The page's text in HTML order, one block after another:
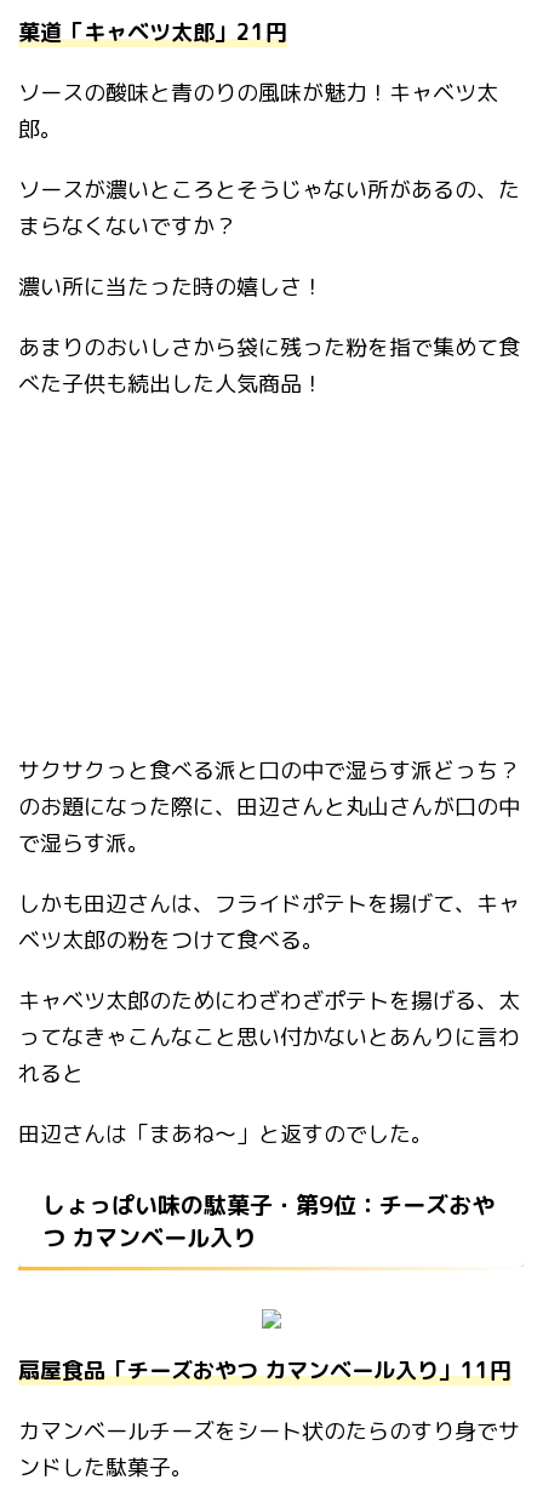
菓道「キャベツ太郎」21円
ソースの酸味と青のりの風味が魅力！キャベツ太
郎。
ソースが濃いところとそうじゃない所があるの、た
まらなくないですか？
濃い所に当たった時の嬉しさ！
あまりのおいしさから袋に残った粉を指で集めて食
べた子供も続出した人気商品！
サクサクっと食べる派と口の中で湿らす派どっち？
のお題になった際に、田辺さんと丸山さんが口の中
で湿らす派。
しかも田辺さんは、フライドポテトを揚げて、キャ
ベツ太郎の粉をつけて食べる。
キャベツ太郎のためにわざわざポテトを揚げる、太
ってなきゃこんなこと思い付かないとあんりに言わ
れると
田辺さんは「まあね～」と返すのでした。
しょっぱい味の駄菓子・第9位：チーズおや
つ カマンベール入り
扇屋食品「チーズおやつ カマンベール入り」11円
カマンベールチーズをシート状のたらのすり身でサ
ンドした駄菓子。